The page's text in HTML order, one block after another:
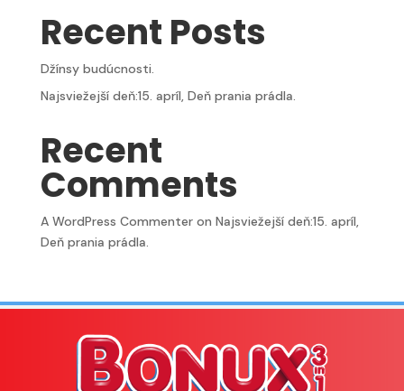
Recent Posts
Džínsy budúcnosti.
Najsviežejší deň:15. apríl, Deň prania prádla.
Recent
Comments
A WordPress Commenteron Najsviežejší deň:15. apríl,
Deň prania prádla.